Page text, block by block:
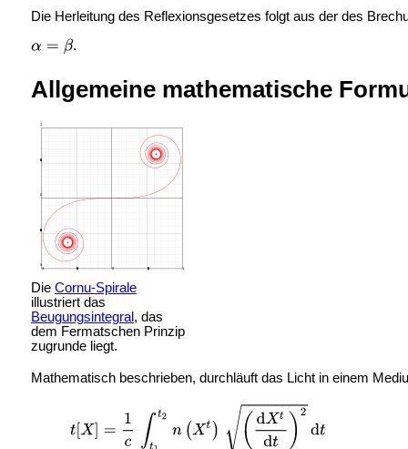
Die Herleitung des Reflexionsgesetzes folgt aus der des
.
Allgemeine mathematische
Die Cornu-Spirale
illustriert das
Beugungsintegral, das
dem Fermatschen Prinzip
zugrunde liegt.
Mathematisch beschrieben, durchläuft das Licht in einem